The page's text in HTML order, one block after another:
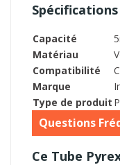
Capacité
Matériau
Compatibilité
Marque
Type de produit
Questions
Ce Tube